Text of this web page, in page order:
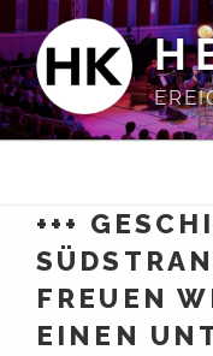
Inhalt
springen
+++
FREUEN
EINEN